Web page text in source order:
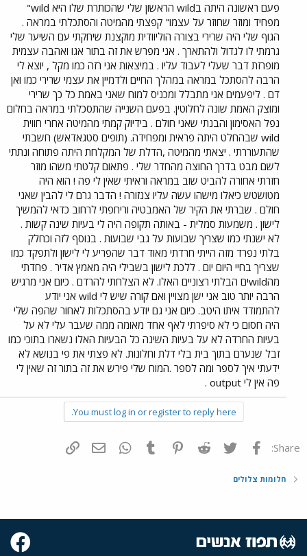
פעם ראשונה היתה בwild הראשון שלי שהכותרת שלו היא wild"
מפחיד ומוזר שחוזר על עצמו" קפצתי מהמיטה והסתכלתי במראה .
הגוף שלי היה שרירי בצורה הוליוודית מוקצנת שיחקתי עם השיער שלי
גרמתי לו לגדול ולהתארך . אני מפרש את זה בתור אגו ואהבה עצמית
מופרזת דבר שעלי לעבוד עליו . במיצאות אני רזה כמו מקל , יוצא לי
הרבה להסתכל במראה במהלך החיים ולדמיין את עצמי שרירי כמו ואן
דם . ליפעמים אני מתבלל ומכניס למוח שאני באמת כל כך שרירי
ומוצק האמת שונה לחלוטין. בפעם השנייה שהתסכלתי במראה בחלום
נפל האסימון והבנתי שאני חולם . בידיוק קמתי מהמיטה אחרי חווית
wild שבהחלט היתה פראית ומפחידה. (תופים סטגאדאש) חשבתי
שהתעוררתי . יצאתי מהמיטה ,הדלת של המקלחת היתה פתוחה ונתתי
לשם מבט בדרך החוצה מהחדר שלי . פתאום קלטתי משהו מוזר
חזרתי אחורה להביט שוב במראה וראיתי שאין לי פה ! הוא היה
מטושטש כיאלו מישהו עשה עליו צנזורה ! הדבר גרם לי להבין שאני
חולם . שברתי את הקיר של האמבטיה וריחפתי לרחוב כדאי להמשיך
לישון . משמעות סמלית - באותה תקופה היה לי בעיות שינה קשות .
לא ישנתי כמו שצריך שבועות על גבי שבועות . בנוסף לזה וכחלק
בלתי נפרד מזה הייתי חרדתי מאוד דבר שהפריע לי לישון ולתפקד כמו
שצריך בחיי היום יום . ללכת לישון בשבילי היה מאמץ אדיר . פחדתי
מהwildים הבלתי רצוניים האלו. לא הצלחתי להרדם . כיום אני מרגיש
הרבה יותר טוב אני ישן מצויין ואם קורה שיש לי wild אני יודע
להתמודד איתו היטב. כיום אני גם יודע בהסתכלות לאחור שהפה שלי
היה חסום כי לא סיפרתי לאף אחד מאומה ממה שעבר עלי לא על
בעיות החרדה לא על בעיות השינה כל הבעיות האלו נשארו בתוכי כמו
זבל שנערם בתוך בית בלי דלת וחלונות. לא פצתי את פי בנושא לא
ידעתי איך לספר ומה לספר .המוח שלי פירש את זה בתור זה שאין לי
פה אין לי output .
You must log in or register to reply here.
Share: פייסבוק Twitter
Reddit
Pinterest
Tumblr
WhatsAppדואר אלקטרוני
חלומות צלולים